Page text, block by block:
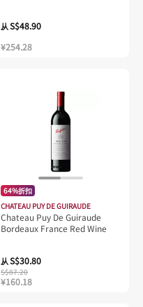
从S$48.90
¥254.28
64%折扣
CHATEAU PUY DE GUIRAUDE
Chateau Puy De Guiraude
Bordeaux France Red Wine
从S$30.80
S$87.20
¥160.18